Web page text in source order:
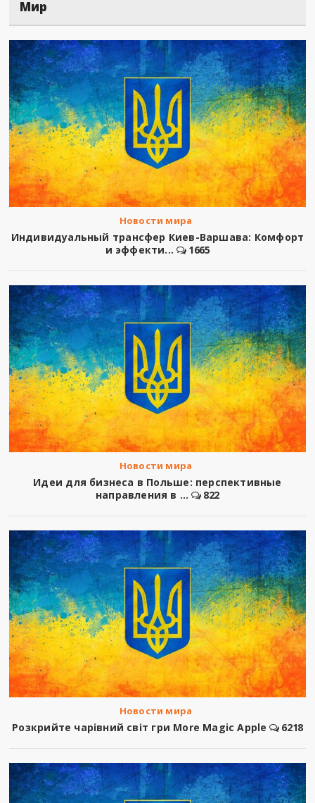
Мир
Новости мира
Индивидуальный трансфер Киев-Варшава: Комфорт
и эффекти...
1665
Новости мира
Идеи для бизнеса в Польше: перспективные
направления в ...
822
Новости мира
Розкрийте чарівний світ гри More Magic Apple 6218